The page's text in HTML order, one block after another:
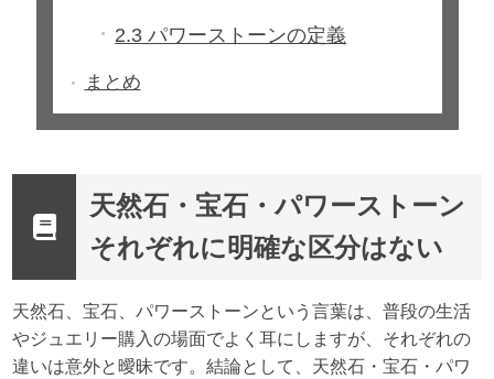
2.3 パワーストーンの定義
まとめ
天然石・宝石・パワーストーン
それぞれに明確な区分はない
天然石、宝石、パワーストーンという言葉は、普段の生活
やジュエリー購入の場面でよく耳にしますが、それぞれの
違いは意外と曖昧です。結論として、天然石・宝石・パワ